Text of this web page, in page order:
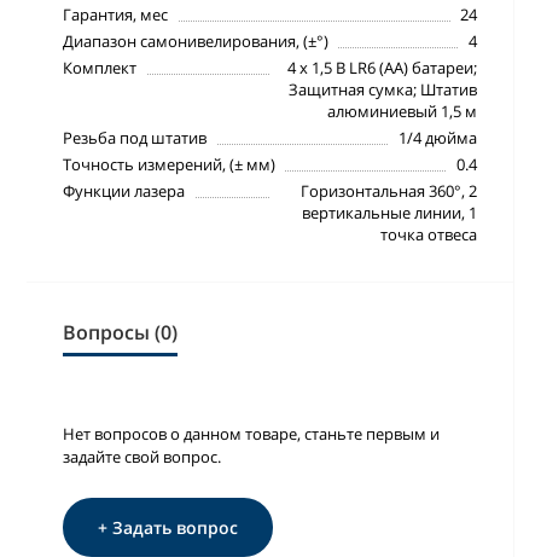
Гарантия, мес
24
Диапазон самонивелирования, (±°)
4
Комплект
4 x 1,5 В LR6 (AA) батареи;
Защитная сумка; Штатив
алюминиевый 1,5 м
Резьба под штатив
1/4 дюйма
Точность измерений, (± мм)
0.4
Функции лазера
Горизонтальная 360°, 2
вертикальные линии, 1
точка отвеса
Вопросы (0)
Нет вопросов о данном товаре, станьте первым и
задайте свой вопрос.
+ Задать вопрос